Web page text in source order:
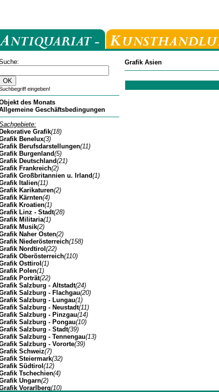
eingeben!
des Monats
Geschäftsbedingungen
Grafik(18)
Benelux(3)
Berufsdarstellungen(11)
Burgenland(5)
Deutschland(21)
Frankreich(2)
Großbritannien u. Irland(1)
Italien(11)
Karikaturen(2)
Kärnten(4)
Kroatien(1)
Linz - Stadt(28)
Militaria(1)
Musik(2)
Naher Osten(2)
Niederösterreich(158)
Nordtirol (22)
Oberösterreich(110)
Osttirol (1)
Polen(1)
Porträt(22)
Salzburg - Altstadt(24)
Salzburg - Flachgau(20)
Salzburg - Lungau(1)
Salzburg - Neustadt(11)
Salzburg - Pinzgau(14)
Salzburg - Pongau(10)
Salzburg - Stadt(39)
Salzburg - Tennengau(13)
Salzburg - Vororte(39)
Schweiz(7)
Steiermark(32)
Südtirol (12)
Tschechien(4)
Ungarn(2)
Vorarlberg(10)
Grafik Asien